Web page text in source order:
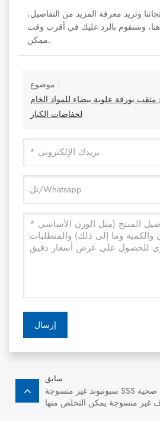
وتريد معرفة المزيد من التفاصيل،
وسنقوم بالرد عليك في أقرب وقت
ممكن.
موضوع :
بورقة علوية بيضاء للمواد الخام
لحفاضات الكبار
إرسال
سابق
سبونبوند غير منسوجة SSS المواد الخام لصنع وسادة صحية
غير منسوجة يمكن التخلص منها